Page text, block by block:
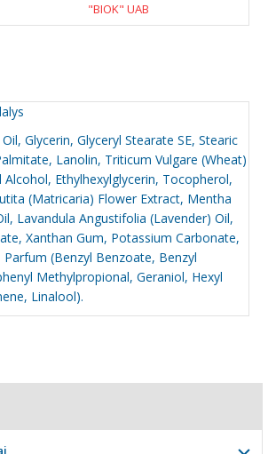
"BIOK" UAB
Glycerin, Glyceryl Stearate SE, Stearic
Lanolin, Triticum Vulgare (Wheat)
Alcohol, Ethylhexylglycerin, Tocopherol,
(Matricaria) Flower Extract, Mentha
Lavandula Angustifolia (Lavender) Oil,
Xanthan Gum, Potassium Carbonate,
Parfum (Benzyl Benzoate, Benzyl
Methylpropional, Geraniol, Hexyl
Linalool).